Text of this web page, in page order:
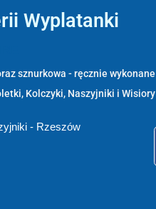
Wyplatanki
sznurkowa - ręcznie wykonane
Kolczyki, Naszyjniki i Wisiory
- Rzeszów